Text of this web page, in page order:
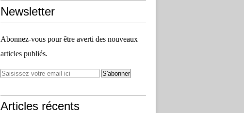
Newsletter
Abonnez-vous pour être averti des nouveaux
articles publiés.
Articles récents